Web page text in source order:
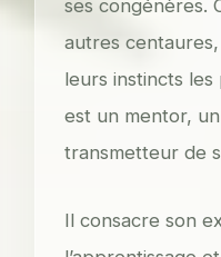
ses congénères.
autres
leurs instincts les
est un mentor,
transmetteur de
Il consacre son